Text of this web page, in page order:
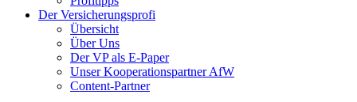
Der Versicherungsprofi
Übersicht
Über Uns
Der VP als E-Paper
Unser Kooperationspartner AfW
Content-Partner